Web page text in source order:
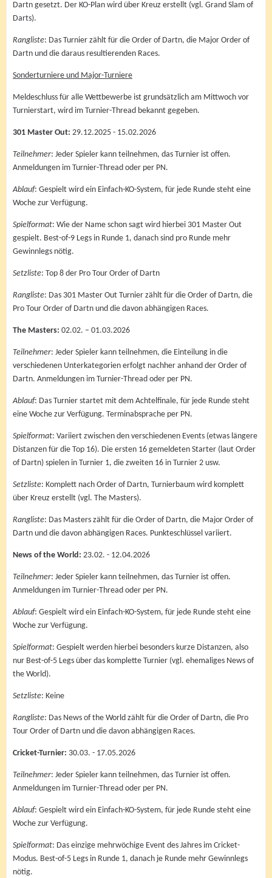
Dartn gesetzt. Der KO-Plan wird über Kreuz erstellt (vgl. Grand Slam of
Darts).
Rangliste: Das Turnier zählt für die Order of Dartn, die Major Order of
Dartn und die daraus resultierenden Races.
Sonderturniere und Major-Turniere
Meldeschluss für alle Wettbewerbe ist grundsätzlich am Mittwoch vor
Turnierstart, wird im Turnier-Thread bekannt gegeben.
301 Master Out: 29.12.2025 - 15.02.2026
Teilnehmer: Jeder Spieler kann teilnehmen, das Turnier ist offen.
Anmeldungen im Turnier-Thread oder per PN.
Ablauf: Gespielt wird ein Einfach-KO-System, für jede Runde steht eine
Woche zur Verfügung.
Spielformat: Wie der Name schon sagt wird hierbei 301 Master Out
gespielt. Best-of-9 Legs in Runde 1, danach sind pro Runde mehr
Gewinnlegs nötig.
Setzliste: Top 8 der Pro Tour Order of Dartn
Rangliste: Das 301 Master Out Turnier zählt für die Order of Dartn, die
Pro Tour Order of Dartn und die davon abhängigen Races.
The Masters: 02.02. – 01.03.2026
Teilnehmer: Jeder Spieler kann teilnehmen, die Einteilung in die
verschiedenen Unterkategorien erfolgt nachher anhand der Order of
Dartn. Anmeldungen im Turnier-Thread oder per PN.
Ablauf: Das Turnier startet mit dem Achtelfinale, für jede Runde steht
eine Woche zur Verfügung. Terminabsprache per PN.
Spielformat: Variiert zwischen den verschiedenen Events (etwas längere
Distanzen für die Top 16). Die ersten 16 gemeldeten Starter (laut Order
of Dartn) spielen in Turnier 1, die zweiten 16 in Turnier 2 usw.
Setzliste: Komplett nach Order of Dartn, Turnierbaum wird komplett
über Kreuz erstellt (vgl. The Masters).
Rangliste: Das Masters zählt für die Order of Dartn, die Major Order of
Dartn und die davon abhängigen Races. Punkteschlüssel variiert.
News of the World: 23.02. - 12.04.2026
Teilnehmer: Jeder Spieler kann teilnehmen, das Turnier ist offen.
Anmeldungen im Turnier-Thread oder per PN.
Ablauf: Gespielt wird ein Einfach-KO-System, für jede Runde steht eine
Woche zur Verfügung.
Spielformat: Gespielt werden hierbei besonders kurze Distanzen, also
nur Best-of-5 Legs über das komplette Turnier (vgl. ehemaliges News of
the World).
Setzliste: Keine
Rangliste: Das News of the World zählt für die Order of Dartn, die Pro
Tour Order of Dartn und die davon abhängigen Races.
Cricket-Turnier: 30.03. - 17.05.2026
Teilnehmer: Jeder Spieler kann teilnehmen, das Turnier ist offen.
Anmeldungen im Turnier-Thread oder per PN.
Ablauf: Gespielt wird ein Einfach-KO-System, für jede Runde steht eine
Woche zur Verfügung.
Spielformat: Das einzige mehrwöchige Event des Jahres im Cricket-
Modus. Best-of-5 Legs in Runde 1, danach je Runde mehr Gewinnlegs
nötig.